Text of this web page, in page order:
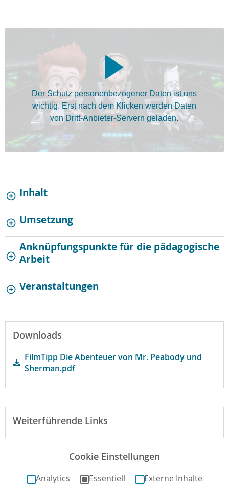
Der Schutz personenbezogener Daten ist uns
wichtig. Erst nach dem Klicken werden Daten
von Dritt-Anbieter-Servern geladen.
Inhalt
Umsetzung
Anknüpfungspunkte für die pädagogische
Arbeit
Veranstaltungen
Downloads
FilmTipp Die Abenteuer von Mr. Peabody und
Sherman.pdf
Weiterführende Links
Mehr zum Film auf kinofenster.de
Cookie Einstellungen
Analytics Essentiell Externe Inhalte